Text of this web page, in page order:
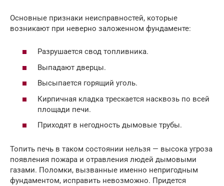
Основные признаки неисправностей, которые
возникают при неверно заложенном фундаменте:
Разрушается свод топливника.
Выпадают дверцы.
Высыпается горящий уголь.
Кирпичная кладка трескается насквозь по всей
площади печи.
Приходят в негодность дымовые трубы.
Топить печь в таком состоянии нельзя — высока угроза
появления пожара и отравления людей дымовыми
газами. Поломки, вызванные именно непригодным
фундаментом, исправить невозможно. Придется